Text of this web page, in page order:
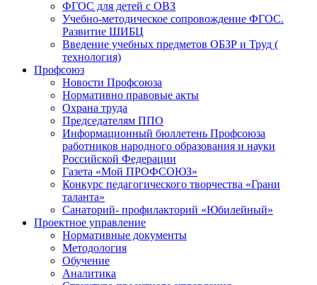
ФГОС для детей с ОВЗ
Учебно-методическое сопровождение ФГОС.
Развитие ШИБЦ
Введение учебных предметов ОБЗР и Труд (
технология)
Профсоюз
Новости Профсоюза
Нормативно правовые акты
Охрана труда
Председателям ППО
Информационный бюллетень Профсоюза
работников народного образования и науки
Российской Федерации
Газета «Мой ПРОФСОЮЗ»
Конкурс педагогического творчества «Грани
таланта»
Санаторий- профилакторий «Юбилейный»
Проектное управление
Нормативные документы
Методология
Обучение
Аналитика